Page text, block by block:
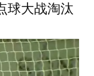
球大战淘汰